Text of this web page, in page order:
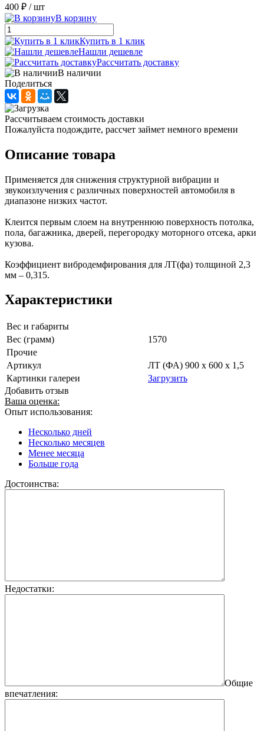
400 ₽ / шт
В корзину
Купить в 1 клик
Нашли дешевле
Рассчитать доставку
В наличии
Поделиться
Рассчитываем стоимость доставки
Пожалуйста подождите, рассчет займет немного времени
Описание товара
Применяется для снижения структурной вибрации и
звукоизлучения с различных поверхностей автомобиля в
диапазоне низких частот.
Клеится первым слоем на внутреннюю поверхность потолка,
пола, багажника, дверей, перегородку моторного отсека, арки
кузова.
Коэффициент вибродемфирования для ЛТ(фа) толщиной 2,3
мм – 0,315.
Характеристики
Вес и габариты
Вес (грамм)
1570
Прочие
Артикул
ЛТ (ФА) 900 х 600 х 1,5
Картинки галереи
Загрузить
Добавить отзыв
Ваша оценка:
Опыт использования:
Несколько дней
Несколько месяцев
Менее месяца
Больше года
Достоинства:
Недостатки:
Общие
впечатления: